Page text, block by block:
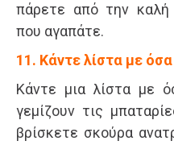
πάρετε από την
που αγαπάτε.
11. Κάντε λίστα με
Κάντε μια λίστα με
γεμίζουν τις
βρίσκετε σκούρα